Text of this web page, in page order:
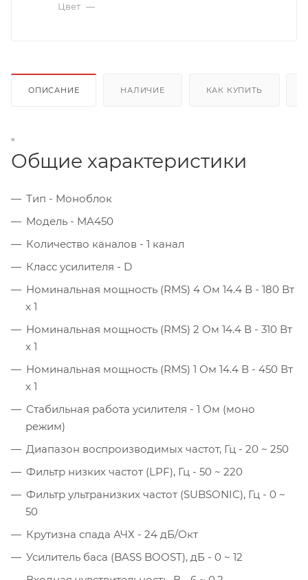
Цвет —
ОПИСАНИЕ НАЛИЧИЕ КАК КУПИТЬ
"
Общие характеристики
Тип - Моноблок
Модель - MA450
Количество каналов - 1 канал
Класс усилителя - D
Номинальная мощность (RMS) 4 Ом 14.4 В - 180 Вт
x 1
Номинальная мощность (RMS) 2 Ом 14.4 В - 310 Вт
x 1
Номинальная мощность (RMS) 1 Ом 14.4 В - 450 Вт
x 1
Стабильная работа усилителя - 1 Ом (моно
режим)
Диапазон воспроизводимых частот, Гц - 20 ~ 250
Фильтр низких частот (LPF), Гц - 50 ~ 220
Фильтр ультранизких частот (SUBSONIC), Гц - 0 ~
50
Крутизна спада АЧХ - 24 дБ/Окт
Усилитель баса (BASS BOOST), дБ - 0 ~ 12